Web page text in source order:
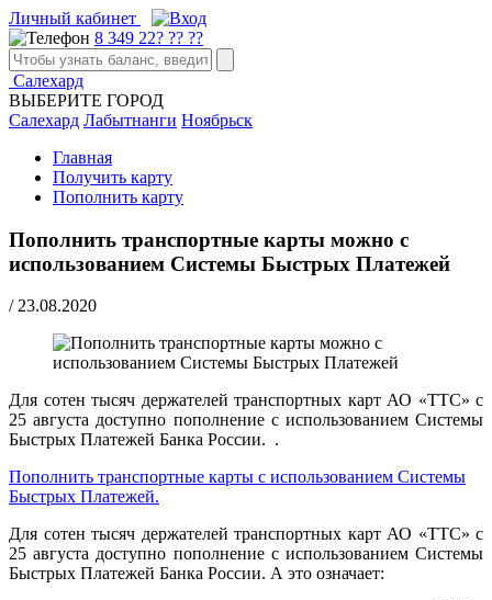
Личный кабинет
8 349 22? ?? ??
Салехард
ВЫБЕРИТЕ ГОРОД
Салехард Лабытнанги Ноябрьск
Главная
Получить карту
Пополнить карту
Пополнить транспортные карты можно с
использованием Системы Быстрых Платежей
/ 23.08.2020
Для сотен тысяч держателей транспортных карт АО «ТТС» с
25 августа доступно пополнение с использованием Системы
Быстрых Платежей Банка России. .
Пополнить транспортные карты с использованием Системы
Быстрых Платежей.
Для сотен тысяч держателей транспортных карт АО «ТТС» с
25 августа доступно пополнение с использованием Системы
Быстрых Платежей Банка России. А это означает: